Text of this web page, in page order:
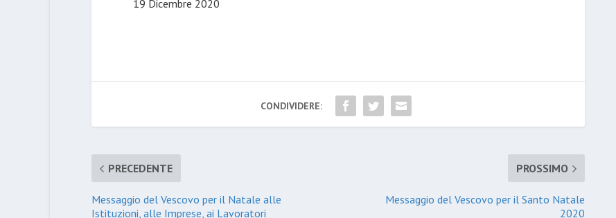
19 Dicembre 2020
CONDIVIDERE:
PRECEDENTE
Messaggio del Vescovo per il Natale alle
Istituzioni, alle Imprese, ai Lavoratori
PROSSIMO
Messaggio del Vescovo per il Santo Natale
2020